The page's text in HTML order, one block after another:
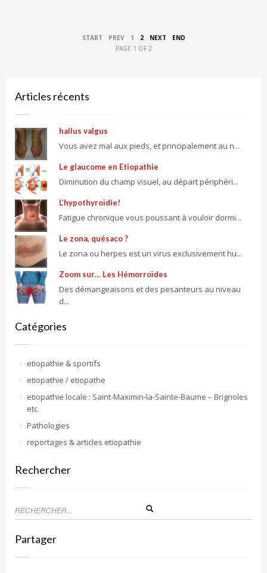
START PREV 1 2 NEXT
END
PAGE 1 OF 2
Articles récents
hallus valgus
Vous avez mal aux pieds, et principalement au n...
Le glaucome en Etiopathie
Diminution du champ visuel, au départ périphéri...
L’hypothyroïdie!
Fatigue chronique vous poussant à vouloir dormi...
Le zona, quésaco ?
Le zona ou herpes est un virus exclusivement hu...
Zoom sur… Les Hémorroïdes
Des démangeaisons et des pesanteurs au niveau
d...
Catégories
etiopathie & sportifs
etiopathie / etiopathe
etiopathie locale : Saint-Maximin-la-Sainte-Baume – Brignoles
etc.
Pathologies
reportages & articles etiopathie
Rechercher
Partager